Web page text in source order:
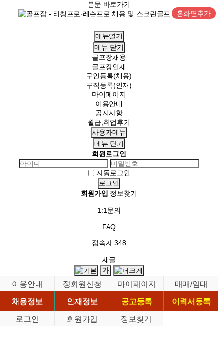
본문 바로가기
홈화면추가
메뉴열기
메뉴 닫기
골프장채용
골프장인재
구인등록(채용)
구직등록(인재)
마이페이지
이용안내
공지사항
월급,취업후기
사용자메뉴
메뉴 닫기
회원로그인
자동로그인
회원가입 정보찾기
1:1문의
FAQ
접속자 348
새글
이용안내 정회원신청 마이페이지
매매/임대
채용정보
인재정보 공고등록
이력서등록
로그인
회원가입 정보찾기